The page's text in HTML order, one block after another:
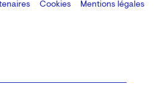
, code:8080.studio
Cookies Mentions légales